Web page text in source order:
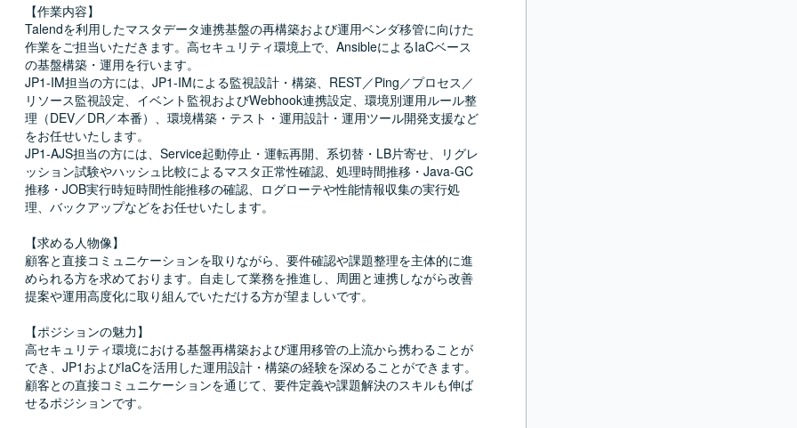
【作業内容】
Talendを利用したマスタデータ連携基盤の再構築および運用ベンダ移管に向けた
作業をご担当いただきます。高セキュリティ環境上で、AnsibleによるIaCベース
の基盤構築・運用を行います。
JP1-IM担当の方には、JP1-IMによる監視設計・構築、REST／Ping／プロセス／
リソース監視設定、イベント監視およびWebhook連携設定、環境別運用ルール整
理（DEV／DR／本番）、環境構築・テスト・運用設計・運用ツール開発支援など
をお任せいたします。
JP1-AJS担当の方には、Service起動停止・運転再開、系切替・LB片寄せ、リグレ
ッション試験やハッシュ比較によるマスタ正常性確認、処理時間推移・Java-GC
推移・JOB実行時短時間性能推移の確認、ログローテや性能情報収集の実行処
理、バックアップなどをお任せいたします。
【求める人物像】
顧客と直接コミュニケーションを取りながら、要件確認や課題整理を主体的に進
められる方を求めております。自走して業務を推進し、周囲と連携しながら改善
提案や運用高度化に取り組んでいただける方が望ましいです。
【ポジションの魅力】
高セキュリティ環境における基盤再構築および運用移管の上流から携わることが
でき、JP1およびIaCを活用した運用設計・構築の経験を深めることができます。
顧客との直接コミュニケーションを通じて、要件定義や課題解決のスキルも伸ば
せるポジションです。